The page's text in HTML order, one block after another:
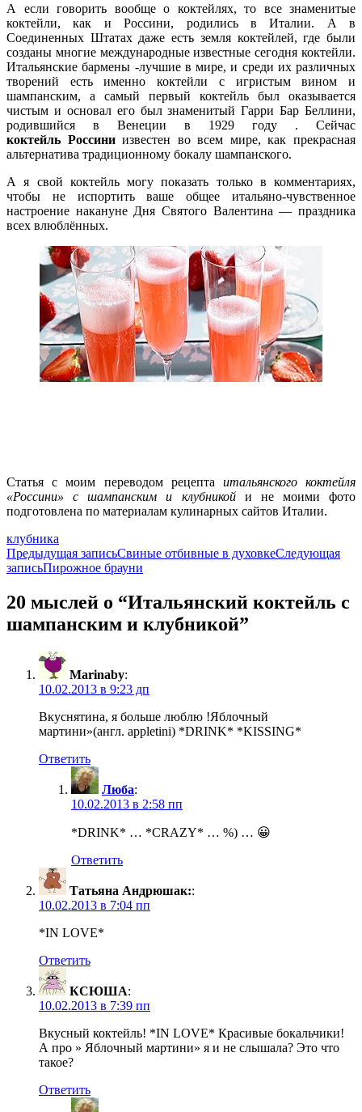
А если говорить вообще о коктейлях, то все знаменитые
коктейли, как и Россини, родились в Италии. А в
Соединенных Штатах даже есть земля коктейлей, где были
созданы многие международные известные сегодня коктейли.
Итальянские бармены -лучшие в мире, и среди их различных
творений есть именно коктейли с игристым вином и
шампанским, а самый первый коктейль был оказывается
чистым и основал его был знаменитый Гарри Бар Беллини,
родившийся в Венеции в 1929 году . Сейчас
коктейль Россиниизвестен во всем мире, как прекрасная
альтернатива традиционному бокалу шампанского.
А я свой коктейль могу показать только в комментариях,
чтобы не испортить ваше общее итальяно-чувственное
настроение накануне Дня Святого Валентина — праздника
всех влюблённых.
Статья с моим переводом рецепта итальянского коктейля
«Россини» с шампанским и клубникойи не моими фото
подготовлена по материалам кулинарных сайтов Италии.
клубника
Навигация
по
записям
Предыдущая записьСвиные отбивные в духовкеСледующая
записьПирожное брауни
20 мыслей о “Итальянский коктейль с
шампанским и клубникой”
Marinaby:
10.02.2013 в 9:23 дп
Вкуснятина, я больше люблю !Яблочный
мартини»(англ. appletini) *DRINK* *KISSING*
Ответить
Люба:
10.02.2013 в 2:58 пп
*DRINK* … *CRAZY* … %) … 😀
Ответить
Татьяна Андрюшак::
10.02.2013 в 7:04 пп
*IN LOVE*
Ответить
КСЮША:
10.02.2013 в 7:39 пп
Вкусный коктейль! *IN LOVE* Красивые бокальчики!
А про » Яблочный мартини» я и не слышала? Это что
такое?
Ответить